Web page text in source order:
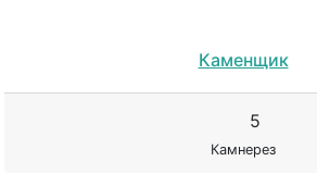
Каменщик
5
Камнерез